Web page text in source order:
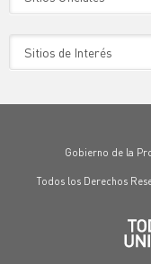
Gobierno de la
Todos los Derechos